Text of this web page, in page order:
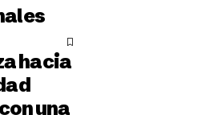
hacia
una